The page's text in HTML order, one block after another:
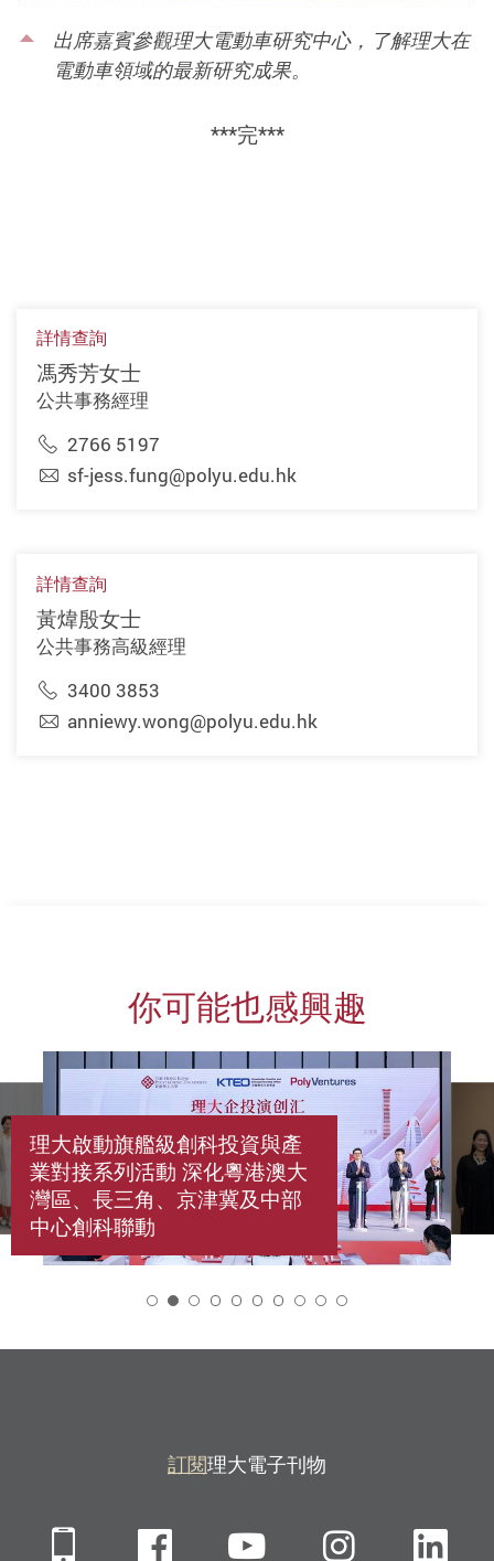
出席嘉賓參觀理大電動車研究中心，了解理大在
電動車領域的最新研究成果。
***完***
詳情查詢
馮秀芳女士
公共事務經理
2766 5197
sf-jess.fung@polyu.edu.hk
詳情查詢
黃煒殷女士
公共事務高級經理
3400 3853
anniewy.wong@polyu.edu.hk
你可能也感興趣
理大啟動旗艦級創科投資與產
業對接系列活動 深化粵港澳大
灣區、長三角、京津冀及中部
中心創科聯動
訂閱理大電子刊物
Mobile FacebookYouTube